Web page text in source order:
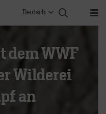
Deutsch
dem WWF
Wilderei
an